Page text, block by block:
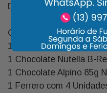
Descrição:
Qtde Descrição Marca
1 Chocolate Kit Kat
1 Chocolate Nutella B-
1 Chocolate Alpino 85g
1 Ferrero com 4